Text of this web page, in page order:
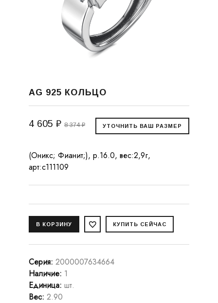
AG 925 КОЛЬЦО
4 605 ₽ 8 374 ₽
(Оникс; Фианит;), р.16.0, вес:2,9г,
арт:с111109
Серия: 2000007634664
Наличие: 1
Единица: шт.
Вес: 2.90